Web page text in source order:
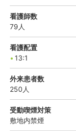
看護師数
79 人
看護配置
13:1
外来患者数
250 人
受動喫煙対策
敷地内禁煙